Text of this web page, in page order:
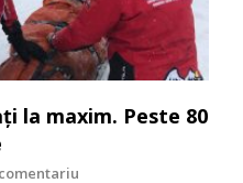
la maxim. Peste 80